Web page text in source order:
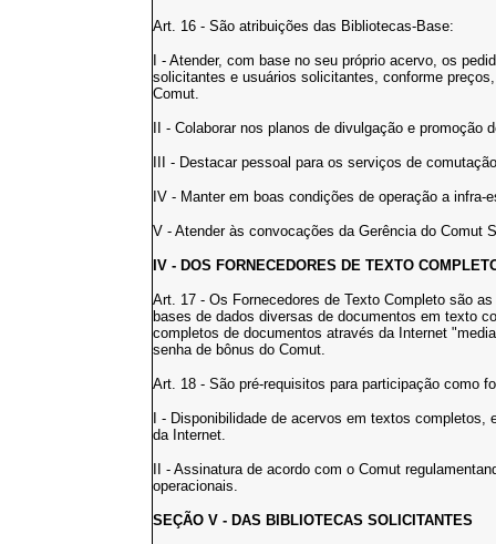
Art. 16 - São atribuições das Bibliotecas-Base:
I - Atender, com base no seu próprio acervo, os
solicitantes e usuários solicitantes, conforme
Comut.
II - Colaborar nos planos de divulgação e promoção
III - Destacar pessoal para os serviços de
IV - Manter em boas condições de operação a
V - Atender às convocações da Gerência do Comut
IV - DOS FORNECEDORES DE TEXTO
Art. 17 - Os Fornecedores de Texto Completo são
bases de dados diversas de documentos em texto
completos de documentos através da Internet
senha de bônus do Comut.
Art. 18 - São pré-requisitos para participação como
I - Disponibilidade de acervos em textos
da Internet.
II - Assinatura de acordo com o Comut
operacionais.
SEÇÃO V - DAS BIBLIOTECAS SOLICITANTES